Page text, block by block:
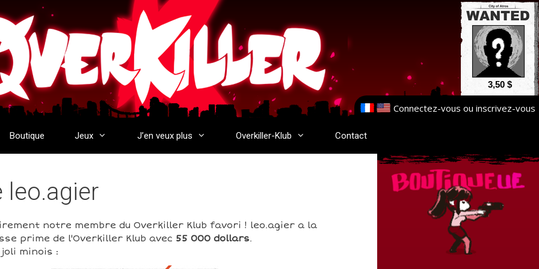
3,50 $
Connectez-vous ou inscrivez-vous
Boutique Jeux J’en veux plus Overkiller-Klub Contact
leo.agier
notre membre du Overkiller Klub favori ! leo.agier a la
prime de l'Overkiller Klub avec 55 000 dollars.
minois :